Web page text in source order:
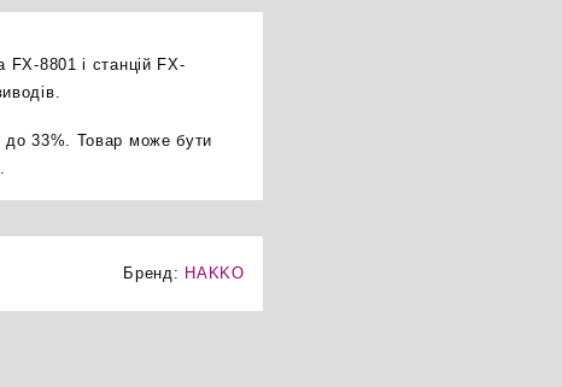
8801 і станцій FX-
до 33%. Товар може бути
Бренд: HAKKO